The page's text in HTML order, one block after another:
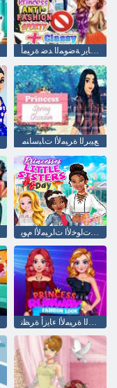
ﺔﻴﻗﺍﺭ + ﺔﻴﺿﺎﻳﺭ ﺔﺿﻮﻤﻟﺍ ﺪﺿ ﺓﺮﻴﻣﺃ
ﻊﻴﺑﺮﻟﺍ ﺓﺮﻴﻣﻷ ﺍ ﺕﺎﺒﺳﺎﻨﻣ
ﺕﺍﺮﻴﻐﺼﻟﺍ ﺕﺍﻮﺧﻷ ﺍ ﺕﺍﺮﻴﻣﻷ ﺍ ﻡﻮﻳ
ﺝﺭﺪﻤﻟﺍ ﺓﺮﻴﻣﻷ ﺍ ءﺎﻳﺯﺃ ﺓﺮﻈﻧ